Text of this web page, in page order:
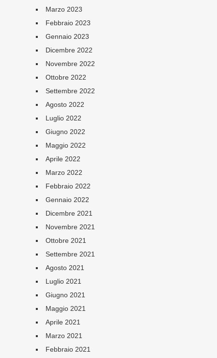
Marzo 2023
Febbraio 2023
Gennaio 2023
Dicembre 2022
Novembre 2022
Ottobre 2022
Settembre 2022
Agosto 2022
Luglio 2022
Giugno 2022
Maggio 2022
Aprile 2022
Marzo 2022
Febbraio 2022
Gennaio 2022
Dicembre 2021
Novembre 2021
Ottobre 2021
Settembre 2021
Agosto 2021
Luglio 2021
Giugno 2021
Maggio 2021
Aprile 2021
Marzo 2021
Febbraio 2021